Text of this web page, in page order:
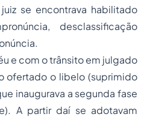
se encontrava habilitado
desclassificação
e com o trânsito em julgado
ofertado o libelo (suprimido
inaugurava a segunda fase
A partir daí se adotavam